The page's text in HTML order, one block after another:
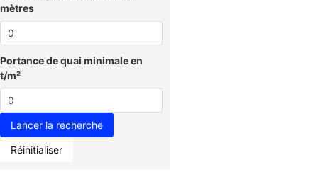
mètres
Portance de quai minimale en
t/m²
Réinitialiser